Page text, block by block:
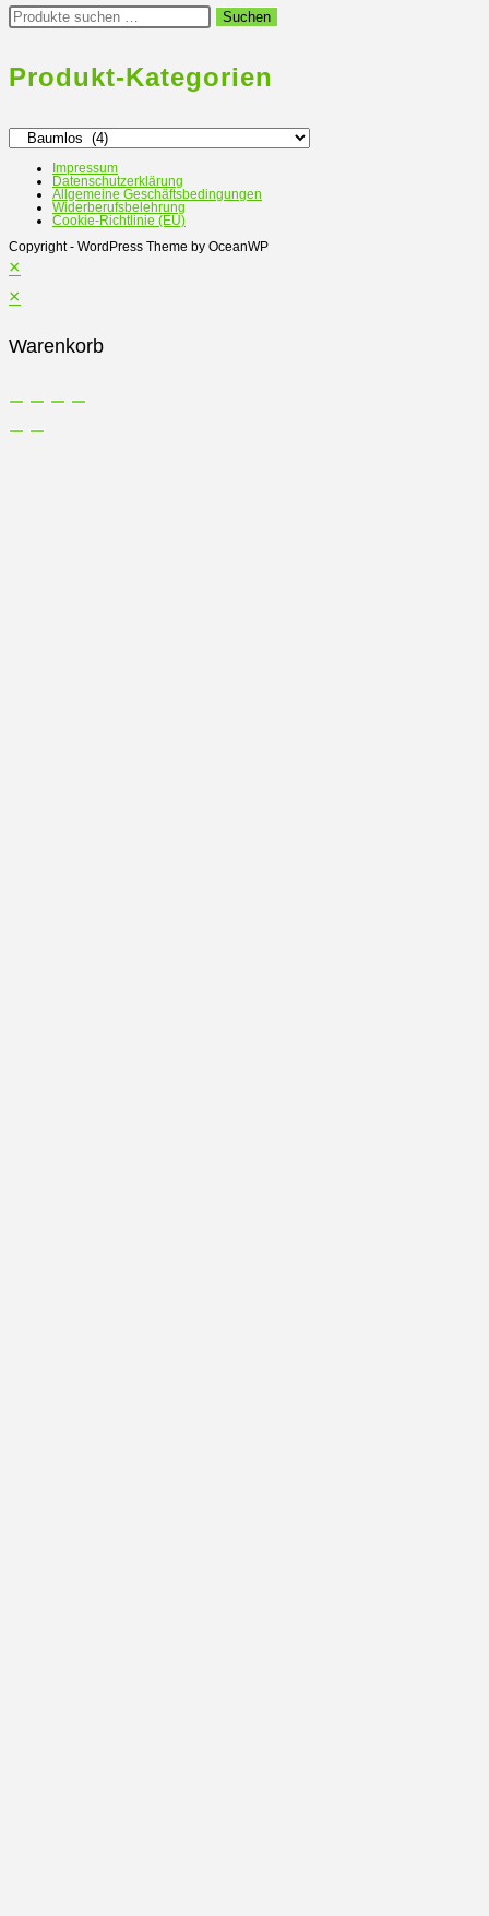
Varianten
Die
können
auf
gewählt
Suchen
Suchen
Produkt-Kategorien
Impressum
Datenschutzerklärung
Allgemeine Geschäftsbedingungen
Widerberufsbelehrung
Cookie-Richtlinie (EU)
Copyright - WordPress Theme by OceanWP
×
×
Warenkorb